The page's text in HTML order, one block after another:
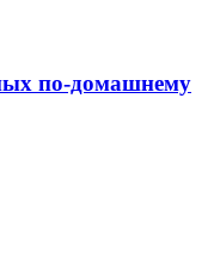
по-домашнему